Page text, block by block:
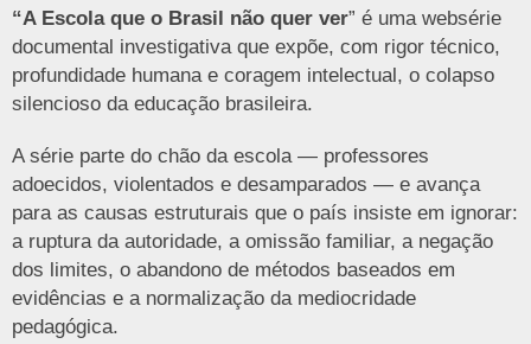
“A Escola que o Brasil não quer ver” é uma websérie
documental investigativa que expõe, com rigor técnico,
profundidade humana e coragem intelectual, o colapso
silencioso da educação brasileira.
A série parte do chão da escola — professores
adoecidos, violentados e desamparados — e avança
para as causas estruturais que o país insiste em ignorar:
a ruptura da autoridade, a omissão familiar, a negação
dos limites, o abandono de métodos baseados em
evidências e a normalização da mediocridade
pedagógica.